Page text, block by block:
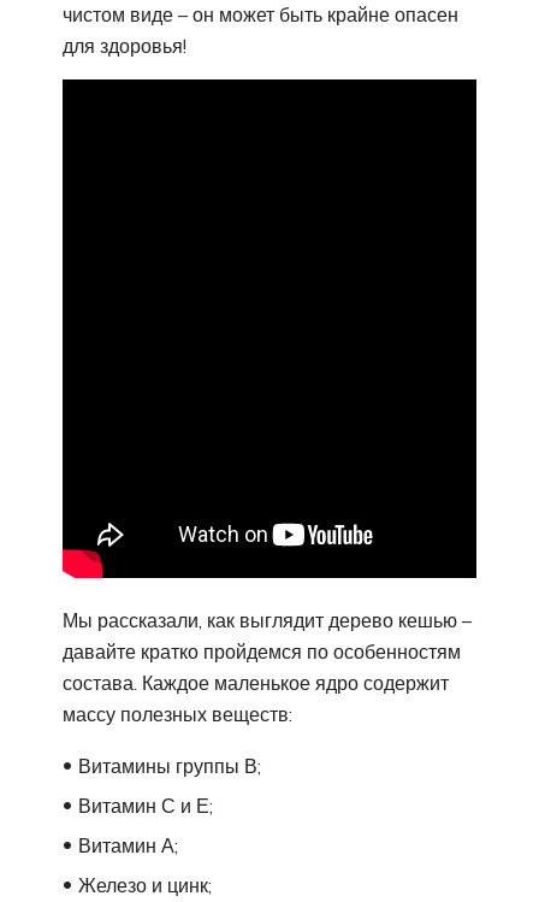
чистом виде – он может быть крайне опасен
для здоровья!
Мы рассказали, как выглядит дерево кешью –
давайте кратко пройдемся по особенностям
состава. Каждое маленькое ядро содержит
массу полезных веществ:
Витамины группы В;
Витамин С и Е;
Витамин А;
Железо и цинк;